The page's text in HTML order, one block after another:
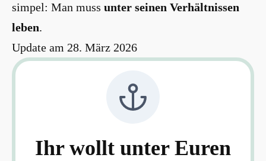
simpel: Man muss unter seinen Verhältnissen
leben.
Update am 28. März 2026
Ihr wollt unter Euren